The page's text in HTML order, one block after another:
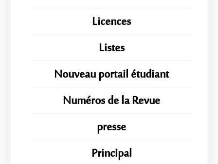
Licences
Listes
Nouveau portail étudiant
Numéros de la Revue
presse
Principal